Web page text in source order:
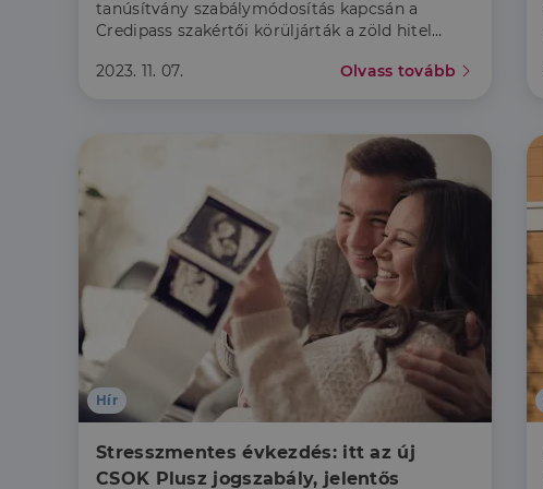
tanúsítvány szabálymódosítás kapcsán a
Credipass szakértői körüljárták a zöld hitel
2023. 11. 07.
Olvass tovább
Hír
Stresszmentes évkezdés: itt az új
CSOK Plusz jogszabály, jelentős